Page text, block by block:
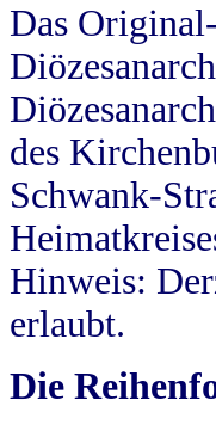
Das
des
Schwank-
Hinweis:
erlaubt.
Die